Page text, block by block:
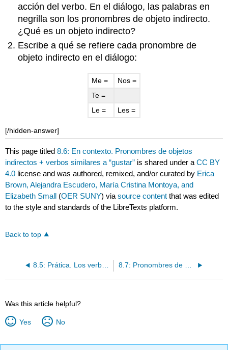
acción del verbo. En el diálogo, las palabras en
negrilla son los pronombres de objeto indirecto.
¿Qué es un objeto indirecto?
Escribe a qué se refiere cada pronombre de
objeto indirecto en el diálogo:
Me =
Nos =
Te =
Le =
Les =
[/hidden-answer]
This page titled8.6: En contexto. Pronombres de objetos
indirectos + verbos similares a “gustar” is shared under aCC BY
4.0 license and was authored, remixed, and/or curated by Erica
Brown, Alejandra Escudero, María Cristina Montoya, and
Elizabeth Small (OER SUNY) viasource content that was edited
to the style and standards of the LibreTexts platform.
Back to top
8.5: Prática. Los verbos reflexivos
Was this article helpful?
Yes No